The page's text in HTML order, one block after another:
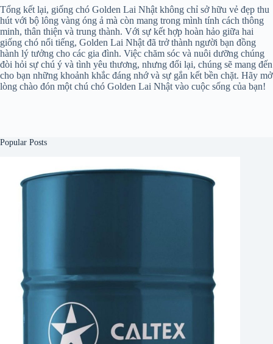
Tổng kết lại, giống chó Golden Lai Nhật không chỉ sở hữu vẻ đẹp thu
hút với bộ lông vàng óng ả mà còn mang trong mình tính cách thông
minh, thân thiện và trung thành. Với sự kết hợp hoàn hảo giữa hai
giống chó nổi tiếng, Golden Lai Nhật đã trở thành người bạn đồng
hành lý tưởng cho các gia đình. Việc chăm sóc và nuôi dưỡng chúng
đòi hỏi sự chú ý và tình yêu thương, nhưng đổi lại, chúng sẽ mang đến
cho bạn những khoảnh khắc đáng nhớ và sự gắn kết bền chặt. Hãy mở
lòng chào đón một chú chó Golden Lai Nhật vào cuộc sống của bạn!
Popular Posts